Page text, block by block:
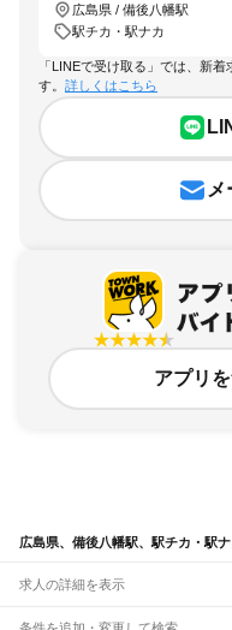
広島県 / 備後八幡駅
駅チカ・駅ナカ
「LINEで受け取る」では、新
す。 詳しくはこちら
アプリ
広島県、備後八幡駅、駅チカ・駅
求人の詳細を表示